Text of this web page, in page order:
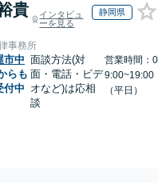
貴
インタビュ
ーを見る
静岡県
事務所
市中
らも
付中
面談方法(対
面・電話・ビデ
オなど)は応相
談
営業時間：0
9:00~19:00
（平日）